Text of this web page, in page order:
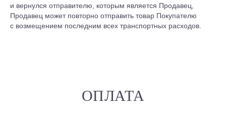
и вернулся отправителю, которым является Продавец,
Продавец может повторно отправить товар Покупателю
с возмещением последним всех транспортных расходов.
ОПЛАТА